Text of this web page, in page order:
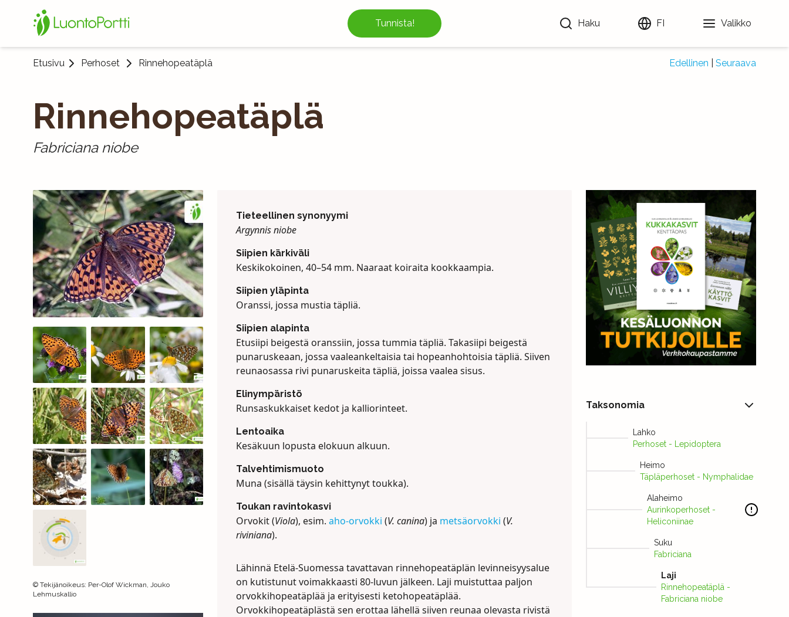
Tunnista! Haku FI Valikko
Etusivu Perhoset Rinnehopeatäplä Edellinen Seuraava
Rinnehopeatäplä
Fabriciana niobe
© Tekijänoikeus: Per-Olof Wickman, Jouko
Lehmuskallio
Tieteellinen synonyymi
Argynnis niobe
Siipien kärkiväli
Keskikokoinen, 40–54 mm. Naaraat koiraita kookkaampia.
Siipien yläpinta
Oranssi, jossa mustia täpliä.
Siipien alapinta
Etusiipi beigestä oranssiin, jossa tummia täpliä. Takasiipi beigestä
punaruskeaan, jossa vaaleankeltaisia tai hopeanhohtoisia täpliä. Siiven
reunaosassa rivi punaruskeita täpliä, joissa vaalea sisus.
Elinympäristö
Runsaskukkaiset kedot ja kalliorinteet.
Lentoaika
Kesäkuun lopusta elokuun alkuun.
Talvehtimismuoto
Muna (sisällä täysin kehittynyt toukka).
Toukan ravintokasvi
Orvokit (Viola), esim. aho-orvokki (V. canina) ja metsäorvokki (V.
riviniana).
Lähinnä Etelä-Suomessa tavattavan rinnehopeatäplän levinneisyysalue
on kutistunut voimakkaasti 80-luvun jälkeen. Laji muistuttaa paljon
orvokkihopeatäplää ja erityisesti ketohopeatäplää.
Orvokkihopeatäplästä sen erottaa lähellä siiven reunaa olevasta rivistä
Taksonomia
Lahko
Perhoset - Lepidoptera
Heimo
Täpläperhoset - Nymphalidae
Alaheimo
Aurinkoperhoset -
Heliconiinae
Suku
Fabriciana
Laji
Rinnehopeatäplä -
Fabriciana niobe